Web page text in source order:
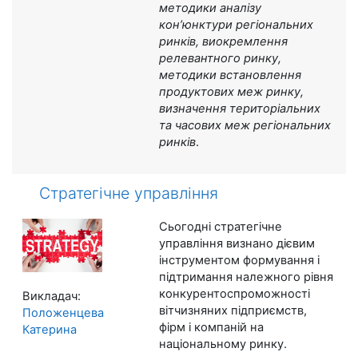
методикианалізу
кон’юнктури регіональних
ринків, виокремлення
релевантного ринку,
методики встановлення
продуктових меж ринку,
визначення територіальних
та часових меж регіональних
ринків.
Стратегічне управління
Сьогодні стратегічне
управління визнано дієвим
інструментом формування і
підтримання належного рівня
конкурентоспроможності
вітчизняних підприємств,
фірм і компаній на
національному ринку.
Викладач:
Положенцева
Катерина